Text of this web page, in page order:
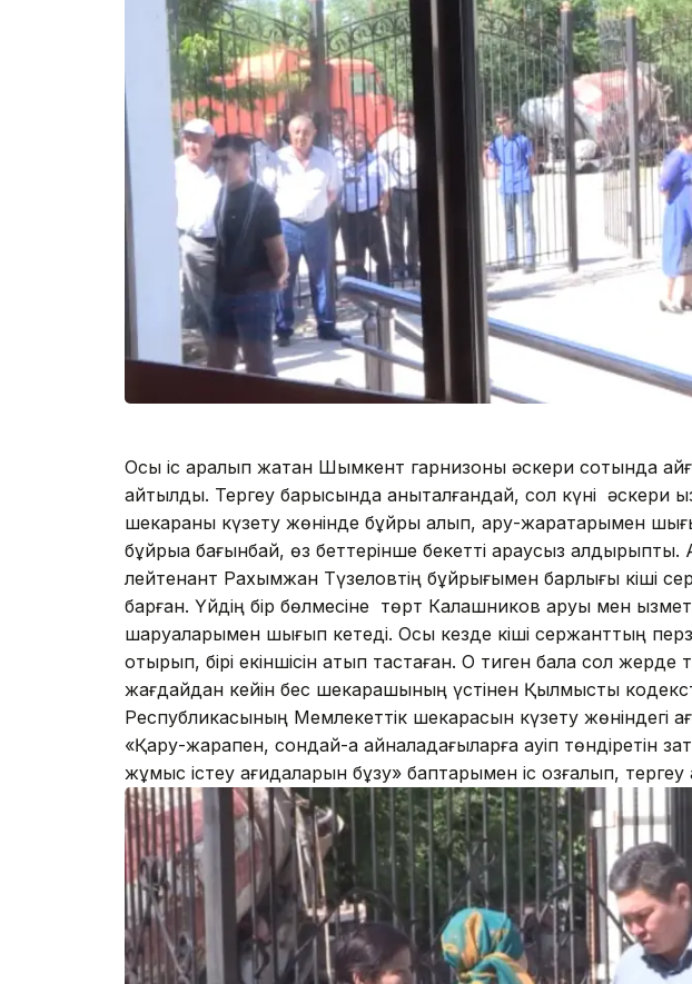
Осы іс қаралып жатқан Шымкент гарнизоны әскери сотында
айтылды. Тергеу барысында анықталғандай, сол күні әскери
шекараны күзету жөнінде бұйрық алып, қару-жарақтарымен
бұйрыққа бағынбай, өз беттерінше бекетті қараусыз қалдырыпты.
лейтенант Рахымжан Түзеловтің бұйрығымен барлығы кіші
барған. Үйдің бір бөлмесіне төрт Калашников қаруы мен
шаруаларымен шығып кетеді. Осы кезде кіші сержанттың
отырып, бірі екіншісін атып тастаған. Оқ тиген бала сол жерде
жағдайдан кейін бес шекарашының үстінен Қылмыстық
Республикасының Мемлекеттік шекарасын күзету жөніндегі
«Қару-жарақпен, сондай-ақ айналадағыларға қауiп төндіретін
жұмыс істеу қағидаларын бұзу» баптарымен іс қозғалып, тергеу